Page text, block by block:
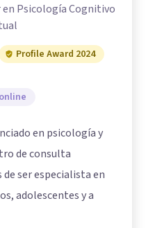
Psicología Cognitivo
Profile Award 2024
en psicología y
de consulta
de ser especialista en
adolescentes y a